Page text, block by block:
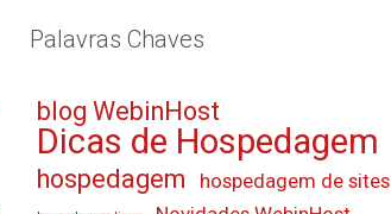
Palavras Chaves
blog WebinHost
Dicas de Hospedagem
hospedagem hospedagem de sites